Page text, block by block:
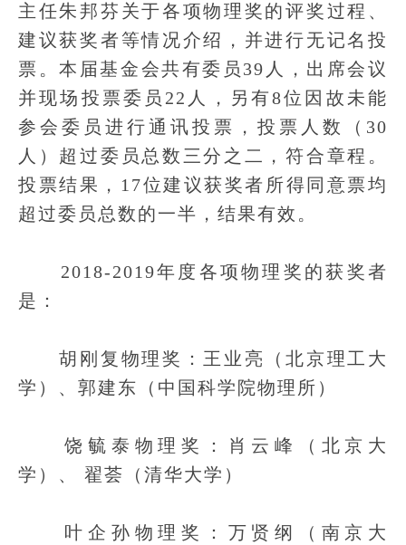
主任朱邦芬关于各项物理奖的评奖过程、
建议获奖者等情况介绍，并进行无记名投
票。本届基金会共有委员39人，出席会议
并现场投票委员22人，另有8位因故未能
参会委员进行通讯投票，投票人数（30
人）超过委员总数三分之二，符合章程。
投票结果，17位建议获奖者所得同意票均
超过委员总数的一半，结果有效。
2018-2019年度各项物理奖的获奖者
是：
胡刚复物理奖：王业亮（北京理工大
学）、郭建东（中国科学院物理所）
饶毓泰物理奖：肖云峰（北京大
学）、 翟荟（清华大学）
叶企孙物理奖：万贤纲（南京大